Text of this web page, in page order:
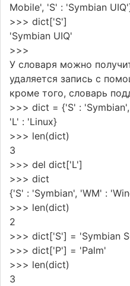
Mobile', 'S' : 'Symbian
>>> dict['S']
'Symbian UIQ'
>>>
У словаря можно
удаляется запись с
кроме того, словарь
>>> dict = {'S' :
'L' : 'Linux}
>>> len(dict)
3
>>> del dict['L']
>>> dict
{'S' : 'Symbian', 'WM' :
>>> len(dict)
2
>>> dict['S'] = 'Symbian
>>> dict['P'] = 'Palm'
>>> len(dict)
3